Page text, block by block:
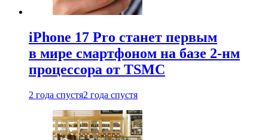
iPhone 17 Pro станет первым
в мире смартфоном на базе 2-нм
процессора от TSMC
2 года спустя2 года спустя